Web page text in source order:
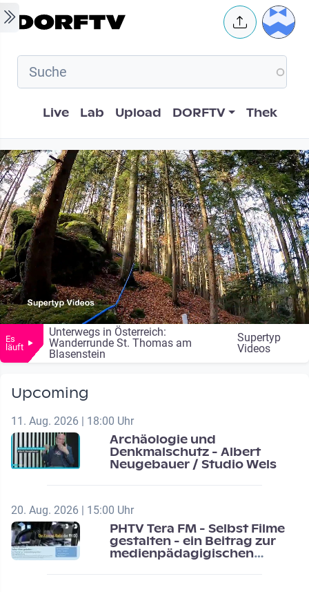
Skip to main content User
Hauptnavigation
Live Lab Upload DORFTV Thek
Es
läuft
Unterwegs in Österreich:
Wanderrunde St. Thomas am
Blasenstein
Supertyp
Videos
Upcoming
11. Aug. 2026 | 18:00 Uhr
Archäologie und
Denkmalschutz - Albert
Neugebauer / Studio Wels
20. Aug. 2026 | 15:00 Uhr
PHTV Tera FM - Selbst Filme
gestalten - ein Beitrag zur
medienpädagigischen